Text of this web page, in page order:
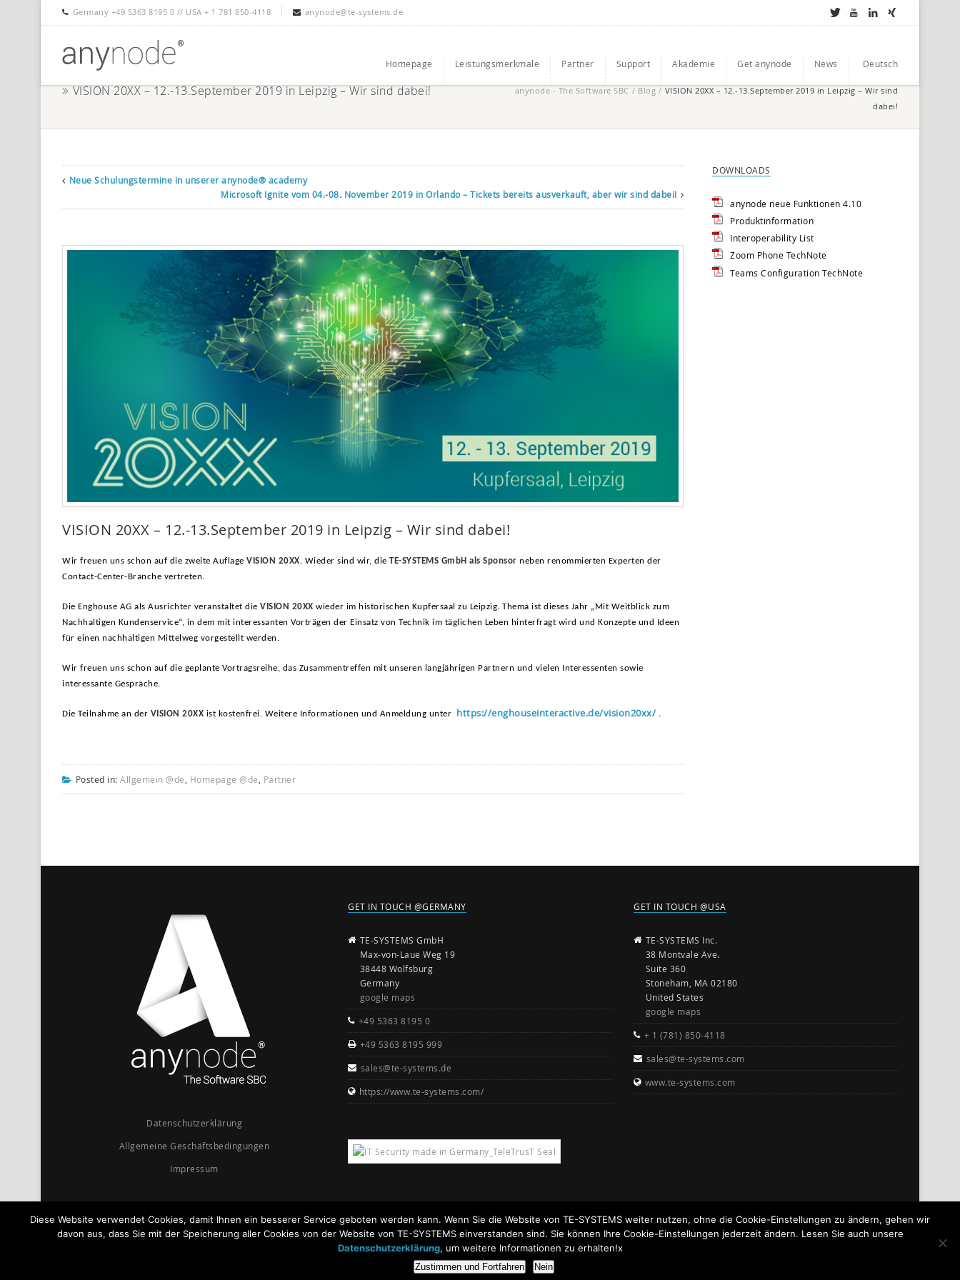
GO TO TOP
Germany +49 5363 8195 0 // USA + 1 781 850-4118 anynode@te-systems.de
Homepage Leistungsmerkmale Partner Support Akademie Get anynode News Deutsch
VISION 20XX – 12.-13.September 2019 in Leipzig – Wir sind dabei! anynode - The Software SBC / Blog / VISION 20XX – 12.-13.September 2019 in Leipzig – Wir sind
dabei!
Neue Schulungstermine in unserer anynode® academy
Microsoft Ignite vom 04.-08. November 2019 in Orlando – Tickets bereits ausverkauft, aber wir sind dabei!
VISION 20XX – 12.-13.September 2019 in Leipzig – Wir sind dabei!
Wir freuen uns schon auf die zweite Auflage VISION 20XX. Wieder sind wir, die TE-SYSTEMS GmbH als Sponsor neben renommierten Experten der
Contact-Center-Branche vertreten.
Die Enghouse AG als Ausrichter veranstaltet die VISION 20XX wieder im historischen Kupfersaal zu Leipzig. Thema ist dieses Jahr „Mit Weitblick zum
Nachhaltigen Kundenservice“, in dem mit interessanten Vorträgen der Einsatz von Technik im täglichen Leben hinterfragt wird und Konzepte und Ideen
für einen nachhaltigen Mittelweg vorgestellt werden.
Wir freuen uns schon auf die geplante Vortragsreihe, das Zusammentreffen mit unseren langjährigen Partnern und vielen Interessenten sowie
interessante Gespräche.
Die Teilnahme an der VISION 20XX ist kostenfrei. Weitere Informationen und Anmeldung unter https://enghouseinteractive.de/vision20xx/ .
Posted in: Allgemein @de, Homepage @de, Partner
DOWNLOADS
anynode neue Funktionen 4.10
Produktinformation
Interoperability List
Zoom Phone TechNote
Teams Configuration TechNote
Datenschutzerklärung
Allgemeine Geschäftsbedingungen
Impressum
GET IN TOUCH @GERMANY
TE-SYSTEMS GmbH
Max-von-Laue Weg 19
38448 Wolfsburg
Germany
google maps
+49 5363 8195 0
+49 5363 8195 999
sales@te-systems.de
https://www.te-systems.com/
GET IN TOUCH @USA
TE-SYSTEMS Inc.
38 Montvale Ave.
Suite 360
Stoneham, MA 02180
United States
google maps
+ 1 (781) 850-4118
sales@te-systems.com
www.te-systems.com
Diese Website verwendet Cookies, damit Ihnen ein besserer Service geboten werden kann. Wenn Sie die Website von TE-SYSTEMS weiter nutzen, ohne die Cookie-Einstellungen zu ändern, gehen wir
davon aus, dass Sie mit der Speicherung aller Cookies von der Website von TE-SYSTEMS einverstanden sind. Sie können Ihre Cookie-Einstellungen jederzeit ändern. Lesen Sie auch unsere
Datenschutzerklärung, um weitere Informationen zu erhalten!x
Zustimmen und Fortfahren Nein